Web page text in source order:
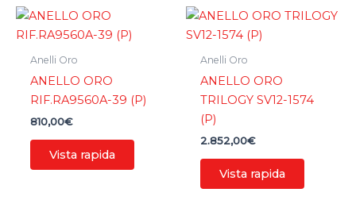
Anelli Oro
ANELLO ORO
RIF.RA9560A-39 (P)
810,00€
Vista rapida
Anelli Oro
ANELLO ORO
TRILOGY SV12-1574
(P)
2.852,00€
Vista rapida